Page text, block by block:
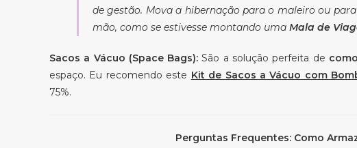
de gestão. Mova a hibernação para o maleiro ou
mão, como se estivesse montando uma Mala de
Sacos a Vácuo (Space Bags): São a solução perfeita de
espaço. Eu recomendo este Kit de Sacos a Vácuo com
75%.
Perguntas Frequentes: Como